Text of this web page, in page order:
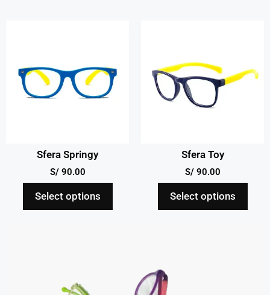
Sfera Springy
S/90.00
Select options
Sfera Toy
S/90.00
Select options